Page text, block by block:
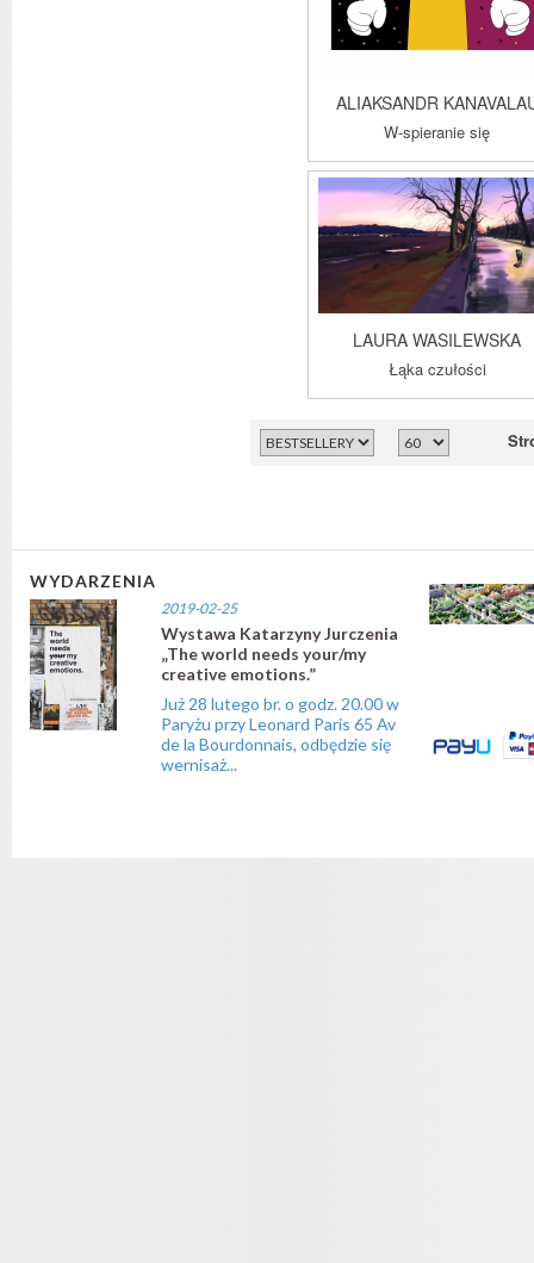
ALIAKSANDR
W-spieranie się
LAURA WASILEWSKA
Łąka czułości
WYDARZENIA
2019-02-25
Wystawa Katarzyny Jurczenia
„The world needs your/my
creative emotions.”
Już 28 lutego br. o godz. 20.00 w
Paryżu przy Leonard Paris 65 Av
de la Bourdonnais, odbędzie się
wernisaż...